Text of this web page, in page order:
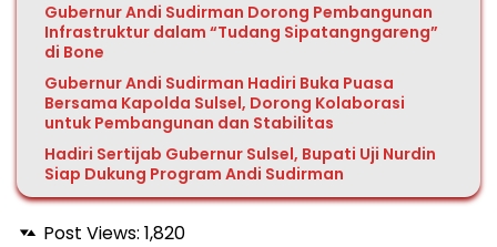
Gubernur Andi Sudirman Dorong Pembangunan
Infrastruktur dalam “Tudang Sipatangngareng”
di Bone
Gubernur Andi Sudirman Hadiri Buka Puasa
Bersama Kapolda Sulsel, Dorong Kolaborasi
untuk Pembangunan dan Stabilitas
Hadiri Sertijab Gubernur Sulsel, Bupati Uji Nurdin
Siap Dukung Program Andi Sudirman
Post Views: 1,820